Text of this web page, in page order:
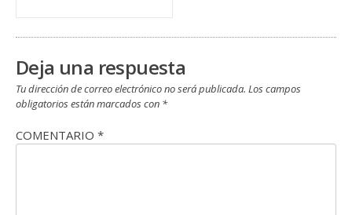
entradas
Deja una respuesta
Tu dirección de correo electrónico no será publicada. Los campos
obligatorios están marcados con *
COMENTARIO *